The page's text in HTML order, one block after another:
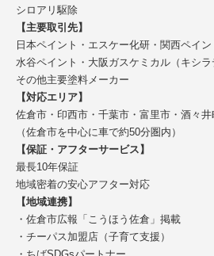
シロアリ駆除
【主要取引先】
日本ペイント・エスケー化研・関西ペイン
水谷ペイント・大阪ガスケミカル（キシラ
その他主要塗料メーカー
【対応エリア】
佐倉市・印西市・千葉市・富里市・酒々井
（佐倉市を中心に車で約50分圏内）
【保証・アフターサービス】
最長10年保証
地域密着の安心アフター対応
【地域連携】
・佐倉市広報「こうほう佐倉」掲載
・チーパス加盟店（子育て支援）